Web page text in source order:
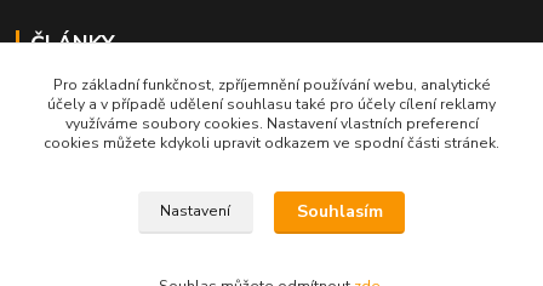
ČLÁNKY
Profi lepidlo na boty a kůži
Moto káva, nejlepší palivo pro motorkáře
Pro základní funkčnost, zpříjemnění používání webu, analytické
účely a v případě udělení souhlasu také pro účely cílení reklamy
využíváme soubory cookies. Nastavení vlastních preferencí
cookies můžete kdykoli upravit odkazem ve spodní části stránek.
Nastavení Souhlasím